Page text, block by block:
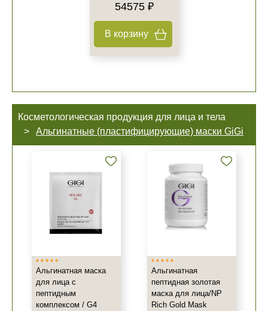
54575 ₽
В корзину
Косметологическая продукция для лица и тела
Альгинатные (пластифицирующие) маски GiGi
Альгинатная маска
для лица с
пептидным
комплексом / G4
Альгинатная
пептидная золотая
маска для лица/NP
Rich Gold Mask